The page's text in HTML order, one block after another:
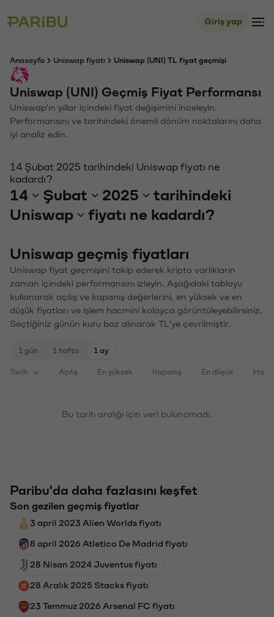
Giriş yap
Anasayfa Uniswap fiyatı Uniswap (UNI) TL fiyat geçmişi
Uniswap (UNI) Geçmiş Fiyat Performansı
Uniswap'ın yıllar içindeki fiyat değişimini inceleyin.
Performansını ve tarihindeki önemli dönüm noktalarını daha
iyi analiz edin.
14 Şubat 2025 tarihindeki Uniswap fiyatı ne
kadardı?
14 Şubat 2025
tarihindeki
Uniswap
fiyatı ne kadardı?
Uniswap geçmiş fiyatları
Uniswap fiyat geçmişini takip ederek kripto varlıkların
zaman içindeki performansını izleyin. Aşağıdaki tabloyu
kullanarak açılış ve kapanış değerlerini, en yüksek ve en
düşük fiyatları ve işlem hacmini kolayca görüntüleyebilirsiniz.
Seçtiğiniz günün kuru baz alınarak TL'ye çevrilmiştir.
1 gün 1 hafta 1 ay
Tarih Açılış En yüksek Kapanış En düşük
Bu tarih aralığı için veri bulunamadı.
Paribu'da daha fazlasını keşfet
Son gezilen geçmiş fiyatlar
3 april 2023 Alien Worlds fiyatı
8 april 2026 Atletico De Madrid fiyatı
28 Nisan 2024 Juventus fiyatı
28 Aralık 2025 Stacks fiyatı
23 Temmuz 2026 Arsenal FC fiyatı